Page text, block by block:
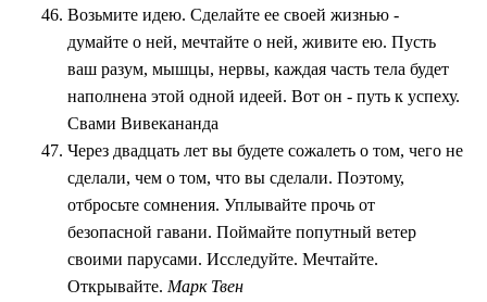
Возьмите идею. Сделайте ее своей жизнью -
думайте о ней, мечтайте о ней, живите ею. Пусть
ваш разум, мышцы, нервы, каждая часть тела будет
наполнена этой одной идеей. Вот он - путь к успеху.
Свами Вивекананда
Через двадцать лет вы будете сожалеть о том, чего не
сделали, чем о том, что вы сделали. Поэтому,
отбросьте сомнения. Уплывайте прочь от
безопасной гавани. Поймайте попутный ветер
своими парусами. Исследуйте. Мечтайте.
Открывайте. Марк Твен